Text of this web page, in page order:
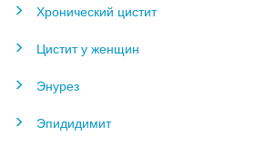
Хронический цистит
Цистит у женщин
Энурез
Эпидидимит